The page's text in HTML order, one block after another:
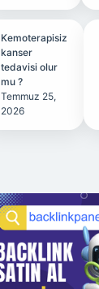
Kemoterapisiz
kanser
tedavisi olur
mu ?
Temmuz 25,
2026